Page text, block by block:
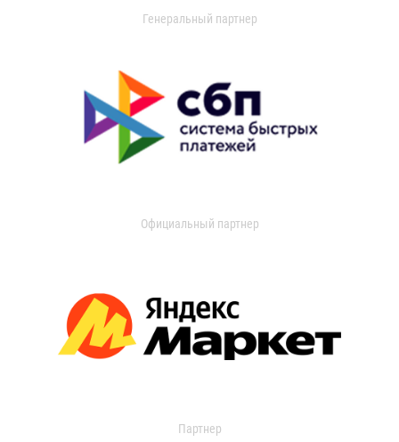
Генеральный партнер
Официальный партнер
Партнер